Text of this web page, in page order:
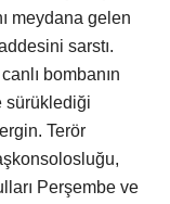
meydana gelen
sarstı.
bombanın
sürüklediği
Terör
Perşembe ve